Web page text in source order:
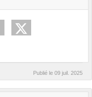
Publié le 09 juil. 2025